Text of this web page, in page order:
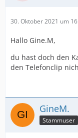
30. Oktober 2021 um
Hallo Gine.M,
du hast doch den
den Telefonclip
GineM.
Stammuser